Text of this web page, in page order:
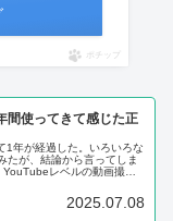
ポチップ
間使ってきて感じた正
1年が経過した。いろいろな
たが、結論から言ってしま
レベルの動画撮影
2025.07.08